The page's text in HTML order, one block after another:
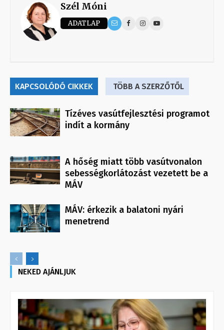
Szél Móni
ADATLAP
KAPCSOLÓDÓ CIKKEK TÖBB A SZERZŐTŐL
Tízéves vasútfejlesztési programot
indít a kormány
A hőség miatt több vasútvonalon
sebességkorlátozást vezetett be a
MÁV
MÁV: érkezik a balatoni nyári
menetrend
NEKED AJÁNLJUK